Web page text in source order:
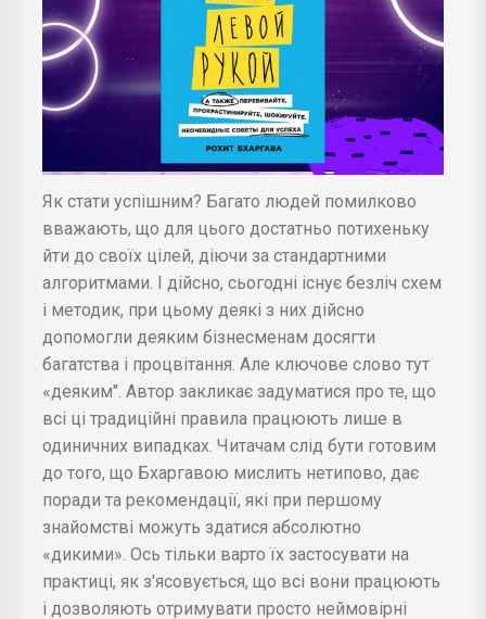
Як стати успішним? Багато людей помилково
вважають, що для цього достатньо потихеньку
йти до своїх цілей, діючи за стандартними
алгоритмами. І дійсно, сьогодні існує безліч схем
і методик, при цьому деякі з них дійсно
допомогли деяким бізнесменам досягти
багатства і процвітання. Але ключове слово тут
«деяким". Автор закликає задуматися про те, що
всі ці традиційні правила працюють лише в
одиничних випадках. Читачам слід бути готовим
до того, що Бхаргавою мислить нетипово, дає
поради та рекомендації, які при першому
знайомстві можуть здатися абсолютно
«дикими». Ось тільки варто їх застосувати на
практиці, як з'ясовується, що всі вони працюють
і дозволяють отримувати просто неймовірні